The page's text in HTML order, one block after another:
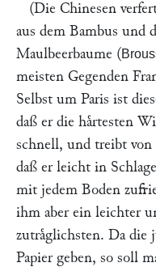
(Die Chinesen
aus dem Bambus und
Maulbeerbaume (
meisten Gegenden
Selbst um Paris ist
daß er die haͤrtesten
schnell, und treibt von
daß er leicht in
mit jedem Boden
ihm aber ein leichter
zutraͤglichsten. Da die
Papier geben, so soll